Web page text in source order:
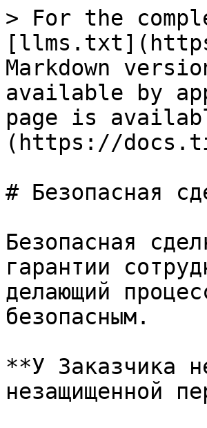
> For the
Markdown
available by
page is
(https://
# Безопасная
Безопасная
гарантии
делающий
безопасным.
**У Заказчика
незащищенной